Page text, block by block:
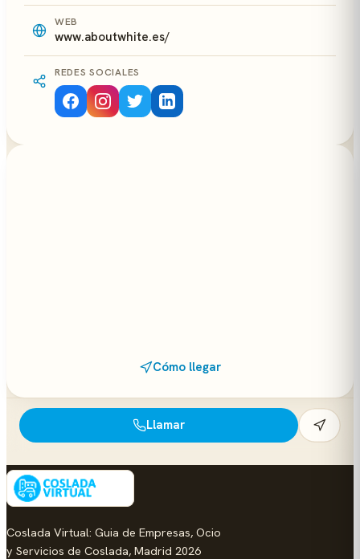
WEB
www.aboutwhite.es/
REDES SOCIALES
Cómo llegar
Llamar
Coslada Virtual: Guia de Empresas, Ocio
y Servicios de Coslada, Madrid 2026